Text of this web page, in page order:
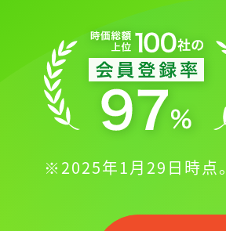
※2025年1月29日時点。